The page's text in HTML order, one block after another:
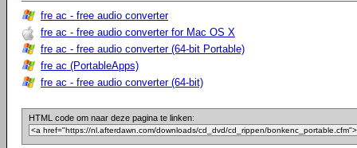
fre ac - free audio converter
fre ac - free audio converter for Mac OS X
fre ac - free audio converter (64-bit Portable)
fre ac (PortableApps)
fre ac - free audio converter (64-bit)
HTML code om naar deze pagina te linken: